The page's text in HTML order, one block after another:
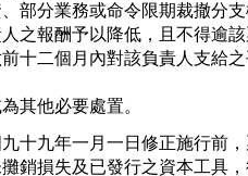
部分業務或命令限期裁撤分支
之報酬予以降低，且不得逾
前十二個月內對該負責人支給
其他必要處置。
十九年一月一日修正施行前
銷損失及已發行之資本工具，